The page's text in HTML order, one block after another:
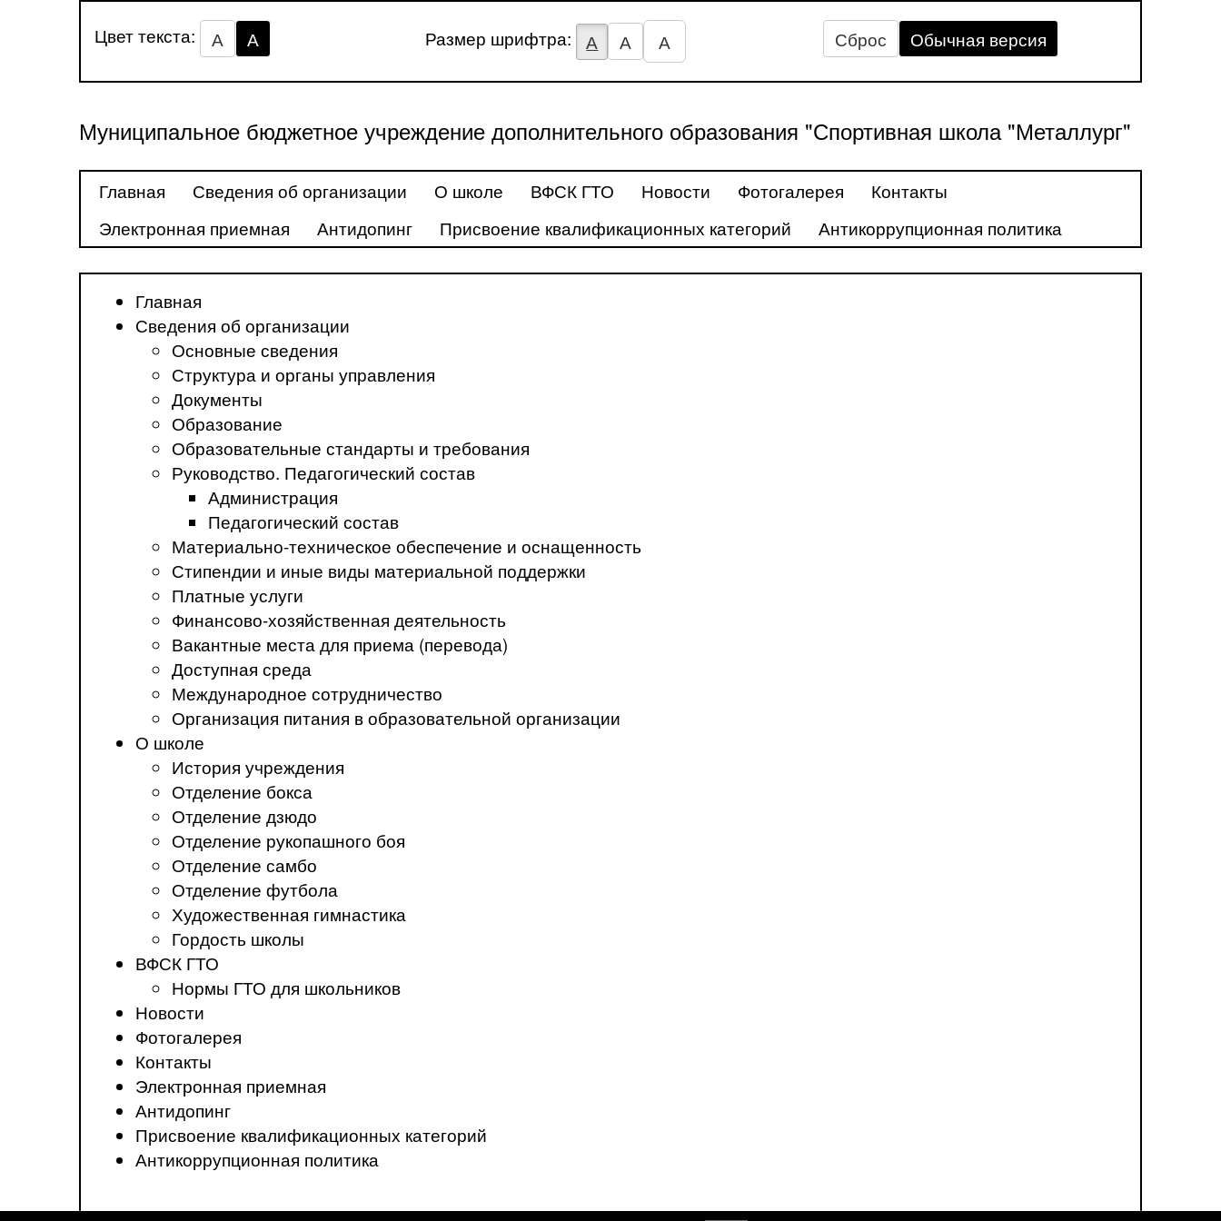
Цвет текста: А А Размер шрифтра: А А А Сброс Обычная версия
Муниципальное бюджетное учреждение дополнительного образования "Спортивная школа "Металлург"
Главная Сведения об организации О школе ВФСК ГТО Новости Фотогалерея
Контакты
Электронная приемная
Антидопинг Присвоение квалификационных категорий Антикоррупционная политика
Главная
Сведения об организации
Основные сведения
Структура и органы управления
Документы
Образование
Образовательные стандарты и требования
Руководство. Педагогический состав
Администрация
Педагогический состав
Материально-техническое обеспечение и оснащенность
Стипендии и иные виды материальной поддержки
Платные услуги
Финансово-хозяйственная деятельность
Вакантные места для приема (перевода)
Доступная среда
Международное сотрудничество
Организация питания в образовательной организации
О школе
История учреждения
Отделение бокса
Отделение дзюдо
Отделение рукопашного боя
Отделение самбо
Отделение футбола
Художественная гимнастика
Гордость школы
ВФСК ГТО
Нормы ГТО для школьников
Новости
Фотогалерея
Контакты
Электронная приемная
Антидопинг
Присвоение квалификационных категорий
Антикоррупционная политика